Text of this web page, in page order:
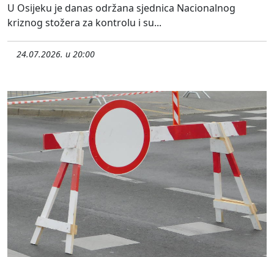
U Osijeku je danas održana sjednica Nacionalnog
kriznog stožera za kontrolu i su...
24.07.2026. u 20:00